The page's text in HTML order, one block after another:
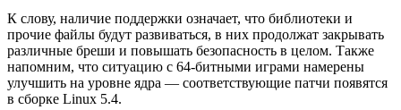
К слову, наличие поддержки означает, что библиотеки и
прочие файлы будут развиваться, в них продолжат закрывать
различные бреши и повышать безопасность в целом. Также
напомним, что ситуацию с 64-битными играми намерены
улучшить на уровне ядра — соответствующие патчи появятся
в сборке Linux 5.4.